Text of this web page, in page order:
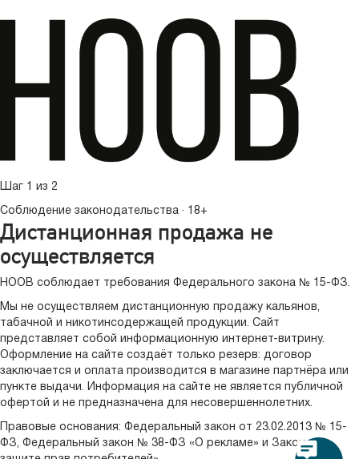
Шаг 1 из 2
Соблюдение законодательства · 18+
Дистанционная продажа не
осуществляется
HOOB соблюдает требования Федерального закона № 15-ФЗ.
Мы не осуществляем дистанционную продажу кальянов,
табачной и никотинсодержащей продукции. Сайт
представляет собой информационную интернет-витрину.
Оформление на сайте создаёт только резерв: договор
заключается и оплата производится в магазине партнёра или
пункте выдачи. Информация на сайте не является публичной
офертой и не предназначена для несовершеннолетних.
Правовые основания: Федеральный закон от 23.02.2013 № 15-
ФЗ, Федеральный закон № 38-ФЗ «О рекламе» и Закон «О